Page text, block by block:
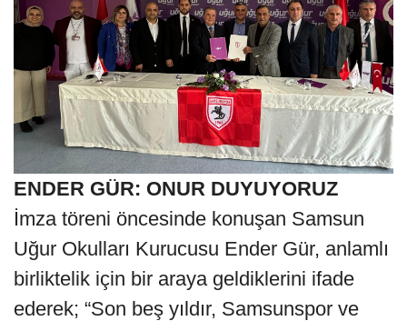
ENDER GÜR: ONUR DUYUYORUZ
İmza töreni öncesinde konuşan Samsun
Uğur Okulları Kurucusu Ender Gür, anlamlı
birliktelik için bir araya geldiklerini ifade
ederek; “Son beş yıldır, Samsunspor ve